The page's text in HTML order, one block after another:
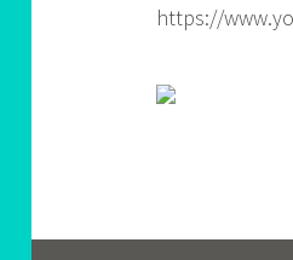
https://